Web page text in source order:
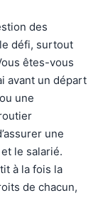
des
défi, surtout
êtes-vous
avant un départ
une
une
le salarié.
à la fois la
de chacun,